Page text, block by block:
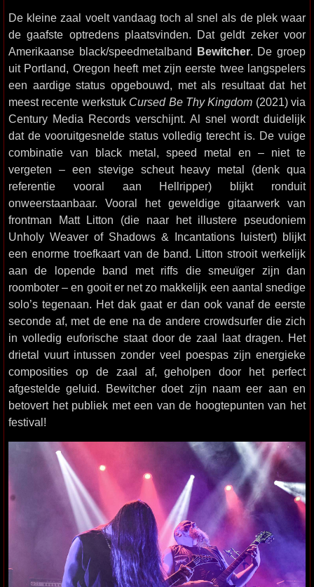
De kleine zaal voelt vandaag toch al snel als de plek waar
de gaafste optredens plaatsvinden. Dat geldt zeker voor
Amerikaanse black/speedmetalband Bewitcher. De groep
uit Portland, Oregon heeft met zijn eerste twee langspelers
een aardige status opgebouwd, met als resultaat dat het
meest recente werkstuk Cursed Be Thy Kingdom (2021) via
Century Media Records verschijnt. Al snel wordt duidelijk
dat de vooruitgesnelde status volledig terecht is. De vuige
combinatie van black metal, speed metal en – niet te
vergeten – een stevige scheut heavy metal (denk qua
referentie vooral aan Hellripper) blijkt ronduit
onweerstaanbaar. Vooral het geweldige gitaarwerk van
frontman Matt Litton (die naar het illustere pseudoniem
Unholy Weaver of Shadows & Incantations luistert) blijkt
een enorme troefkaart van de band. Litton strooit werkelijk
aan de lopende band met riffs die smeuïger zijn dan
roomboter – en gooit er net zo makkelijk een aantal snedige
solo’s tegenaan. Het dak gaat er dan ook vanaf de eerste
seconde af, met de ene na de andere crowdsurfer die zich
in volledig euforische staat door de zaal laat dragen. Het
drietal vuurt intussen zonder veel poespas zijn energieke
composities op de zaal af, geholpen door het perfect
afgestelde geluid. Bewitcher doet zijn naam eer aan en
betovert het publiek met een van de hoogtepunten van het
festival!